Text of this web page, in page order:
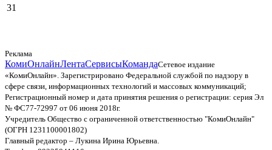
31
Реклама
КомиОнлайнЛентаСервисыКомандаСетевое издание
«КомиОнлайн». Зарегистрировано Федеральной службой по надзору в
сфере связи, информационных технологий и массовых коммуникаций;
Регистрационный номер и дата принятия решения о регистрации: серия Эл
№ ФС77-72997 от 06 июня 2018г.
Учредитель Общество с ограниченной ответственностью "КомиОнлайн"
(ОГРН 1231100001802)
Главный редактор – Лукина Ирина Юрьевна.